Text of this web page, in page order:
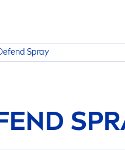
Spray